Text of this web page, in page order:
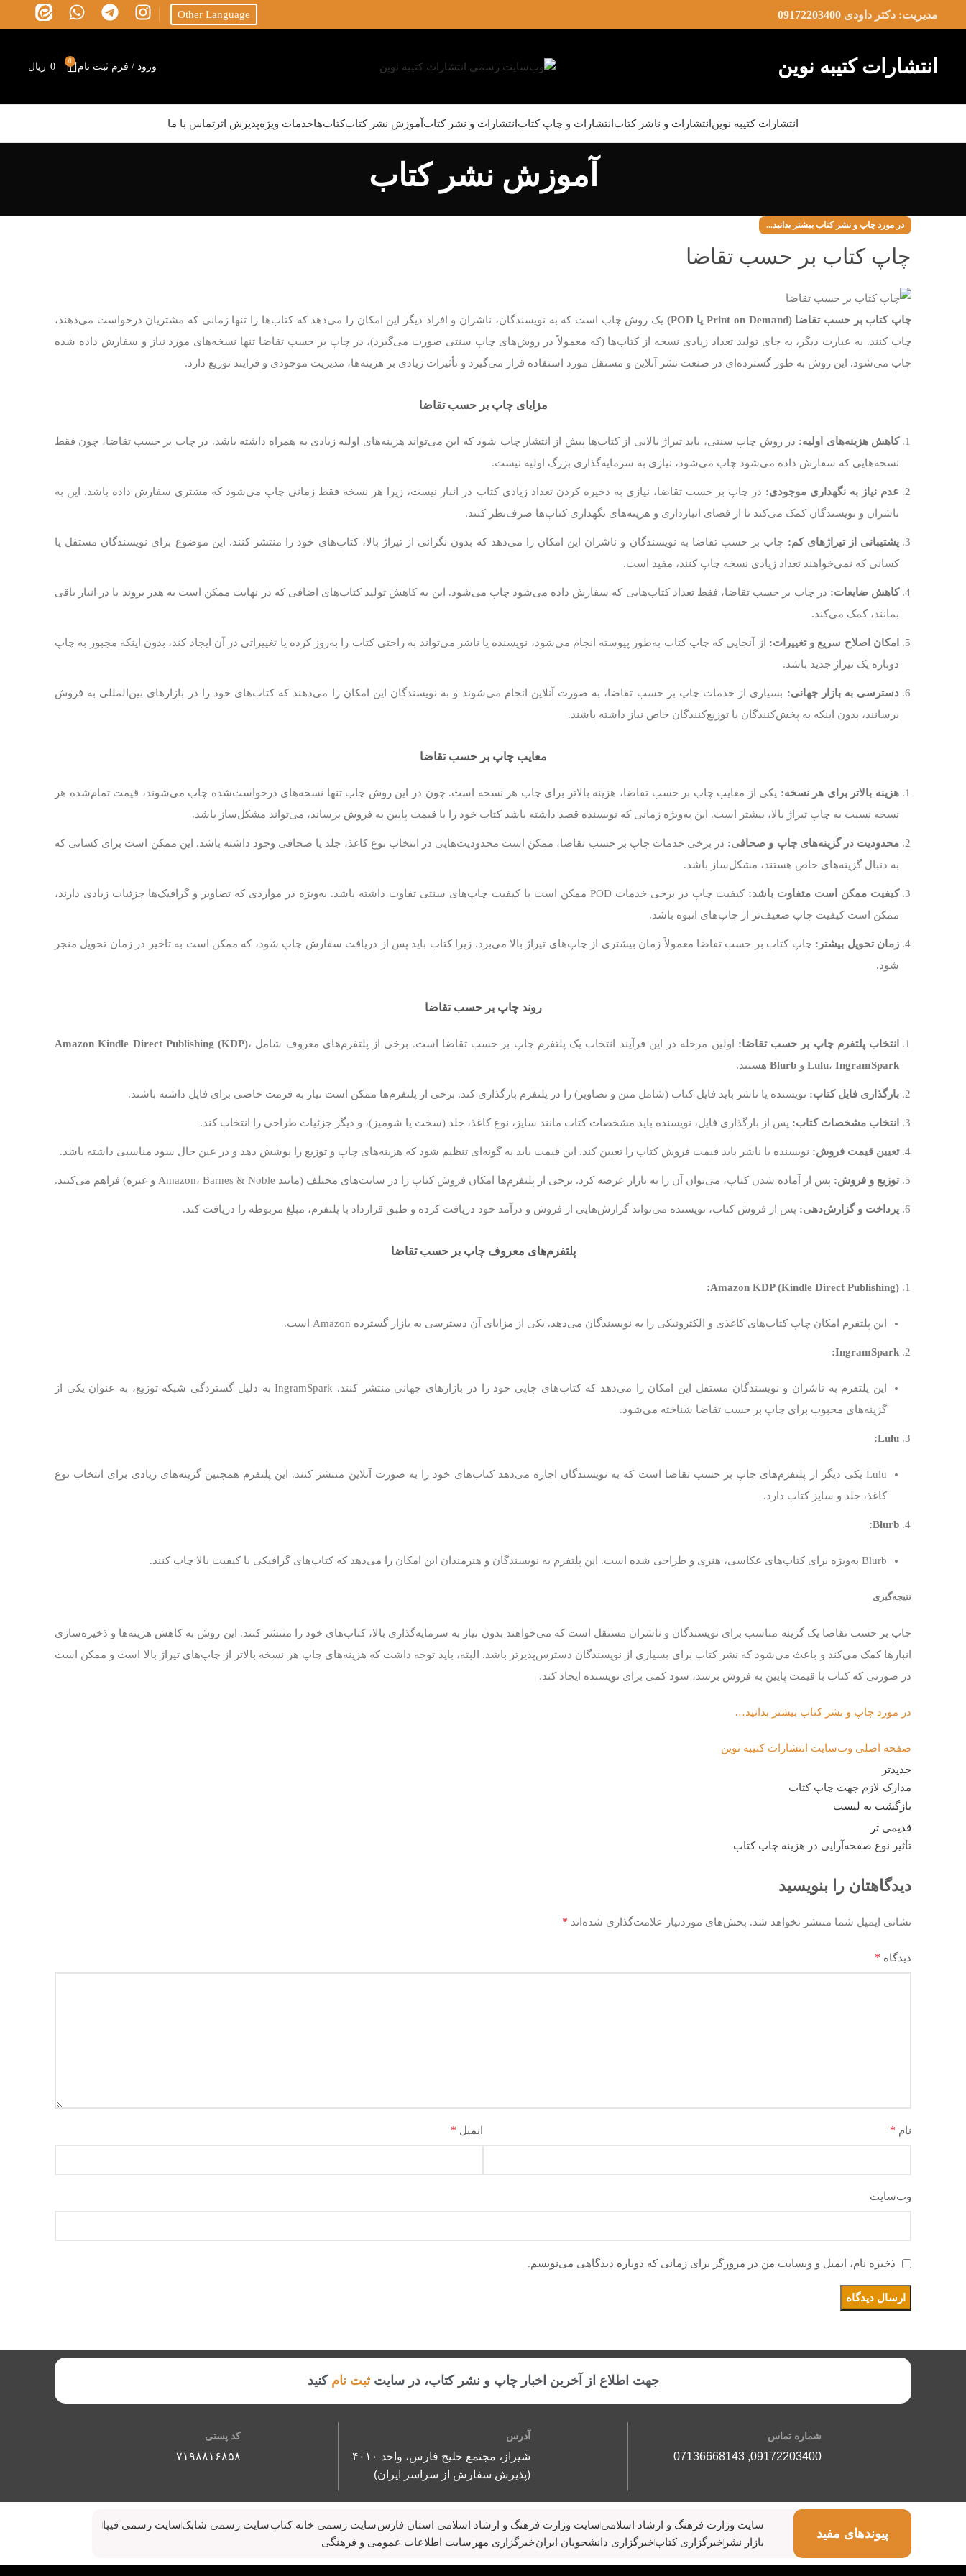
مدیریت: دکتر داودی 09172203400
Other Language
انتشارات کتیبه نوین ورود / فرم ثبت نام 0 ریال 0
انتشارات کتیبه نوین انتشارات و ناشر کتاب انتشارات و چاپ کتاب انتشارات و نشر کتاب آموزش نشر کتابکتاب‌هاخدمات ویژهپذیرش اثر تماس با ما
آموزش نشر کتاب
در مورد چاپ و نشر کتاب بیشتر بدانید...
چاپ کتاب بر حسب تقاضا
چاپ کتاب بر حسب تقاضا (Print on Demand یا POD)
یک روش چاپ است که به نویسندگان، ناشران و افراد دیگر این امکان را می‌دهد که کتاب‌ها را تنها زمانی که مشتریان درخواست می‌دهند،
چاپ کنند. به عبارت دیگر، به جای تولید تعداد زیادی نسخه از کتاب‌ها (که معمولاً در روش‌های چاپ سنتی صورت می‌گیرد)، در چاپ بر حسب تقاضا تنها نسخه‌های مورد نیاز و سفارش داده شده
چاپ می‌شود. این روش به طور گسترده‌ای در صنعت نشر آنلاین و مستقل مورد استفاده قرار می‌گیرد و تأثیرات زیادی بر هزینه‌ها، مدیریت موجودی و فرایند توزیع دارد.
مزایای چاپ بر حسب تقاضا
کاهش هزینه‌های اولیه: در روش چاپ سنتی، باید تیراژ بالایی از کتاب‌ها پیش از انتشار چاپ شود که این می‌تواند هزینه‌های اولیه زیادی به همراه داشته باشد. در چاپ بر حسب تقاضا، چون فقط
نسخه‌هایی که سفارش داده می‌شود چاپ می‌شود، نیازی به سرمایه‌گذاری بزرگ اولیه نیست.
عدم نیاز به نگهداری موجودی: در چاپ بر حسب تقاضا، نیازی به ذخیره کردن تعداد زیادی کتاب در انبار نیست، زیرا هر نسخه فقط زمانی چاپ می‌شود که مشتری سفارش داده باشد. این به
ناشران و نویسندگان کمک می‌کند تا از فضای انبارداری و هزینه‌های نگهداری کتاب‌ها صرف‌نظر کنند.
پشتیبانی از تیراژهای کم: چاپ بر حسب تقاضا به نویسندگان و ناشران این امکان را می‌دهد که بدون نگرانی از تیراژ بالا، کتاب‌های خود را منتشر کنند. این موضوع برای نویسندگان مستقل یا
کسانی که نمی‌خواهند تعداد زیادی نسخه چاپ کنند، مفید است.
کاهش ضایعات: در چاپ بر حسب تقاضا، فقط تعداد کتاب‌هایی که سفارش داده می‌شود چاپ می‌شود. این به کاهش تولید کتاب‌های اضافی که در نهایت ممکن است به هدر بروند یا در انبار باقی
بمانند، کمک می‌کند.
امکان اصلاح سریع و تغییرات: از آنجایی که چاپ کتاب به‌طور پیوسته انجام می‌شود، نویسنده یا ناشر می‌تواند به راحتی کتاب را به‌روز کرده یا تغییراتی در آن ایجاد کند، بدون اینکه مجبور به چاپ
دوباره یک تیراژ جدید باشد.
دسترسی به بازار جهانی: بسیاری از خدمات چاپ بر حسب تقاضا، به صورت آنلاین انجام می‌شوند و به نویسندگان این امکان را می‌دهند که کتاب‌های خود را در بازارهای بین‌المللی به فروش
برسانند، بدون اینکه به پخش‌کنندگان یا توزیع‌کنندگان خاص نیاز داشته باشند.
معایب چاپ بر حسب تقاضا
هزینه بالاتر برای هر نسخه: یکی از معایب چاپ بر حسب تقاضا، هزینه بالاتر برای چاپ هر نسخه است. چون در این روش چاپ تنها نسخه‌های درخواست‌شده چاپ می‌شوند، قیمت تمام‌شده هر
نسخه نسبت به چاپ تیراژ بالا، بیشتر است. این به‌ویژه زمانی که نویسنده قصد داشته باشد کتاب خود را با قیمت پایین به فروش برساند، می‌تواند مشکل‌ساز باشد.
محدودیت در گزینه‌های چاپ و صحافی: در برخی خدمات چاپ بر حسب تقاضا، ممکن است محدودیت‌هایی در انتخاب نوع کاغذ، جلد یا صحافی وجود داشته باشد. این ممکن است برای کسانی که
به دنبال گزینه‌های خاص هستند، مشکل‌ساز باشد.
کیفیت ممکن است متفاوت باشد:
کیفیت چاپ در برخی خدمات POD ممکن است با کیفیت چاپ‌های سنتی تفاوت داشته باشد. به‌ویژه در مواردی که تصاویر و گرافیک‌ها جزئیات زیادی دارند،
ممکن است کیفیت چاپ ضعیف‌تر از چاپ‌های انبوه باشد.
زمان تحویل بیشتر: چاپ کتاب بر حسب تقاضا معمولاً زمان بیشتری از چاپ‌های تیراژ بالا می‌برد. زیرا کتاب باید پس از دریافت سفارش چاپ شود، که ممکن است به تاخیر در زمان تحویل منجر
شود.
روند چاپ بر حسب تقاضا
انتخاب پلتفرم چاپ بر حسب تقاضا: اولین مرحله در این فرآیند انتخاب یک پلتفرم چاپ بر حسب تقاضا است. برخی از پلتفرم‌های معروف شامل Amazon Kindle Direct Publishing (KDP)،
Lulu، IngramSpark و Blurb هستند.
بارگذاری فایل کتاب: نویسنده یا ناشر باید فایل کتاب (شامل متن و تصاویر) را در پلتفرم بارگذاری کند. برخی از پلتفرم‌ها ممکن است نیاز به فرمت خاصی برای فایل داشته باشند.
انتخاب مشخصات کتاب: پس از بارگذاری فایل، نویسنده باید مشخصات کتاب مانند سایز، نوع کاغذ، جلد (سخت یا شومیز)، و دیگر جزئیات طراحی را انتخاب کند.
تعیین قیمت فروش: نویسنده یا ناشر باید قیمت فروش کتاب را تعیین کند. این قیمت باید به گونه‌ای تنظیم شود که هزینه‌های چاپ و توزیع را پوشش دهد و در عین حال سود مناسبی داشته باشد.
توزیع و فروش: پس از آماده شدن کتاب، می‌توان آن را به بازار عرضه کرد. برخی از پلتفرم‌ها امکان فروش کتاب را در سایت‌های مختلف (مانند Amazon، Barnes & Noble و غیره) فراهم می‌کنند.
پرداخت و گزارش‌دهی: پس از فروش کتاب، نویسنده می‌تواند گزارش‌هایی از فروش و درآمد خود دریافت کرده و طبق قرارداد با پلتفرم، مبلغ مربوطه را دریافت کند.
پلتفرم‌های معروف چاپ بر حسب تقاضا
Amazon KDP (Kindle Direct Publishing):
این پلتفرم امکان چاپ کتاب‌های کاغذی و الکترونیکی را به نویسندگان می‌دهد. یکی از مزایای آن دسترسی به بازار گسترده Amazon است.
IngramSpark:
این پلتفرم به ناشران و نویسندگان مستقل این امکان را می‌دهد که کتاب‌های چاپی خود را در بازارهای جهانی منتشر کنند. IngramSpark به دلیل گستردگی شبکه توزیع، به عنوان یکی از
گزینه‌های محبوب برای چاپ بر حسب تقاضا شناخته می‌شود.
Lulu:
Lulu یکی دیگر از پلتفرم‌های چاپ بر حسب تقاضا است که به نویسندگان اجازه می‌دهد کتاب‌های خود را به صورت آنلاین منتشر کنند. این پلتفرم همچنین گزینه‌های زیادی برای انتخاب نوع
کاغذ، جلد و سایز کتاب دارد.
Blurb:
Blurb به‌ویژه برای کتاب‌های عکاسی، هنری و طراحی شده است. این پلتفرم به نویسندگان و هنرمندان این امکان را می‌دهد که کتاب‌های گرافیکی با کیفیت بالا چاپ کنند.
نتیجه‌گیری
چاپ بر حسب تقاضا یک گزینه مناسب برای نویسندگان و ناشران مستقل است که می‌خواهند بدون نیاز به سرمایه‌گذاری بالا، کتاب‌های خود را منتشر کنند. این روش به کاهش هزینه‌ها و ذخیره‌سازی
انبارها کمک می‌کند و باعث می‌شود که نشر کتاب برای بسیاری از نویسندگان دسترس‌پذیرتر باشد. البته، باید توجه داشت که هزینه‌های چاپ هر نسخه بالاتر از چاپ‌های تیراژ بالا است و ممکن است
در صورتی که کتاب با قیمت پایین به فروش برسد، سود کمی برای نویسنده ایجاد کند.
در مورد چاپ و نشر کتاب بیشتر بدانید…
صفحه اصلی وب‌سایت انتشارات کتیبه نوین
جدیدتر
مدارک لازم جهت چاپ کتاب
بازگشت به لیست
قدیمی تر
تأثیر نوع صفحه‌آرایی در هزینه چاپ کتاب
دیدگاهتان را بنویسید
نشانی ایمیل شما منتشر نخواهد شد. بخش‌های موردنیاز علامت‌گذاری شده‌اند *
دیدگاه *
نام * ایمیل *
وب‌سایت
ذخیره نام، ایمیل و وبسایت من در مرورگر برای زمانی که دوباره دیدگاهی می‌نویسم.
جهت اطلاع از آخرین اخبار چاپ و نشر کتاب، در سایتثبت نام کنید
شماره تماس
09172203400
,
07136668143
آدرس
شیراز، مجتمع خلیج فارس، واحد ۴۰۱۰
(پذیرش سفارش از سراسر ایران)
کد پستی
۷۱۹۸۸۱۶۸۵۸
پیوندهای مفید
سایت وزارت فرهنگ و ارشاد اسلامیسایت وزارت فرهنگ و ارشاد اسلامی استان فارسسایت رسمی خانه کتابسایت رسمی شابکسایت رسمی فیپا
بازار نشرخبرگزاری کتابخبرگزاری دانشجویان ایرانخبرگزاری مهرسایت اطلاعات عمومی و فرهنگی